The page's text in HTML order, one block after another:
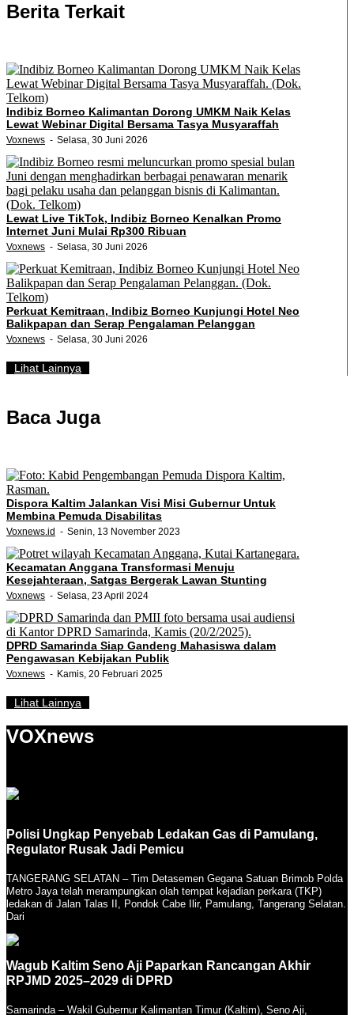
Berita Terkait
Indibiz Borneo Kalimantan Dorong UMKM Naik Kelas
Lewat Webinar Digital Bersama Tasya Musyaraffah
Voxnews Selasa, 30 Juni 2026
Lewat Live TikTok, Indibiz Borneo Kenalkan Promo
Internet Juni Mulai Rp300 Ribuan
Voxnews Selasa, 30 Juni 2026
Perkuat Kemitraan, Indibiz Borneo Kunjungi Hotel Neo
Balikpapan dan Serap Pengalaman Pelanggan
Voxnews Selasa, 30 Juni 2026
Lihat Lainnya
Baca Juga
Dispora Kaltim Jalankan Visi Misi Gubernur Untuk
Membina Pemuda Disabilitas
Voxnews.id Senin, 13 November 2023
Kecamatan Anggana Transformasi Menuju
Kesejahteraan, Satgas Bergerak Lawan Stunting
Voxnews Selasa, 23 April 2024
DPRD Samarinda Siap Gandeng Mahasiswa dalam
Pengawasan Kebijakan Publik
Voxnews Kamis, 20 Februari 2025
Lihat Lainnya
VOXnews
Polisi Ungkap Penyebab Ledakan Gas di Pamulang,
Regulator Rusak Jadi Pemicu
TANGERANG SELATAN – Tim Detasemen Gegana Satuan Brimob Polda
Metro Jaya telah merampungkan olah tempat kejadian perkara (TKP)
ledakan di Jalan Talas II, Pondok Cabe Ilir, Pamulang, Tangerang Selatan.
Dari
Wagub Kaltim Seno Aji Paparkan Rancangan Akhir
RPJMD 2025–2029 di DPRD
Samarinda – Wakil Gubernur Kalimantan Timur (Kaltim), Seno Aji,